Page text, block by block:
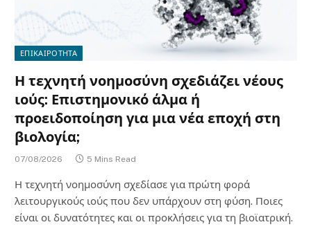
ΕΠΙΚΑΙΡΟΤΗΤΑ
Η τεχνητή νοημοσύνη σχεδιάζει νέους
ιούς: Επιστημονικό άλμα ή
προειδοποίηση για μια νέα εποχή στη
βιολογία;
07/08/2026 5 Mins Read
Η τεχνητή νοημοσύνη σχεδίασε για πρώτη φορά
λειτουργικούς ιούς που δεν υπάρχουν στη φύση. Ποιες
είναι οι δυνατότητες και οι προκλήσεις για τη βιοϊατρική.